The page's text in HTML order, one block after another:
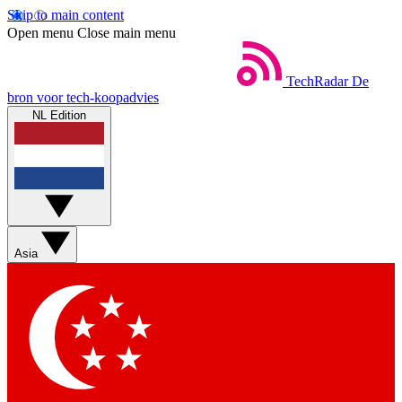
Skip to main content
Open menu Close main menu
TechRadar De
bron voor tech-koopadvies
NL Edition
Asia